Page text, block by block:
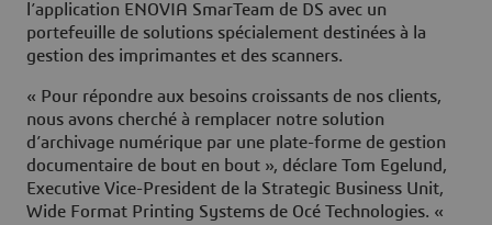
l’application ENOVIA SmarTeam de DS avec un
portefeuille de solutions spécialement destinées à la
gestion des imprimantes et des scanners.
« Pour répondre aux besoins croissants de nos clients,
nous avons cherché à remplacer notre solution
d’archivage numérique par une plate-forme de gestion
documentaire de bout en bout », déclare Tom Egelund,
Executive Vice-President de la Strategic Business Unit,
Wide Format Printing Systems de Océ Technologies. «